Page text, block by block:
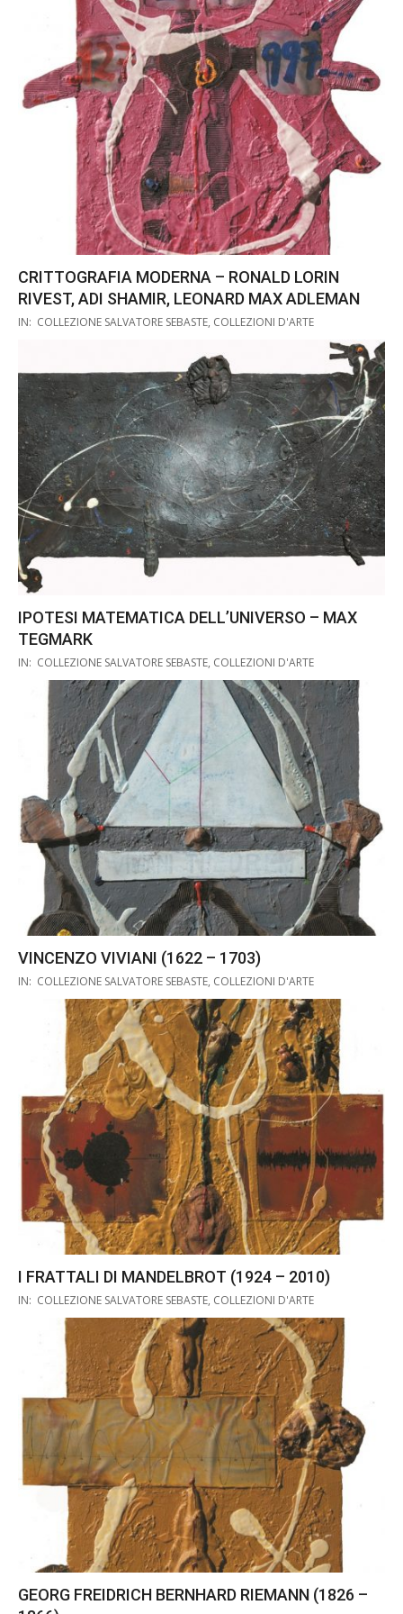
CRITTOGRAFIA MODERNA – RONALD LORIN
RIVEST, ADI SHAMIR, LEONARD MAX ADLEMAN
2019-
IN: COLLEZIONE SALVATORE SEBASTE, COLLEZIONI D'ARTE
IPOTESI MATEMATICA DELL’UNIVERSO – MAX
TEGMARK
2019-
IN: COLLEZIONE SALVATORE SEBASTE, COLLEZIONI D'ARTE
VINCENZO VIVIANI (1622 – 1703)
2019-
IN: COLLEZIONE SALVATORE SEBASTE, COLLEZIONI D'ARTE
I FRATTALI DI MANDELBROT (1924 – 2010)
2019-
IN: COLLEZIONE SALVATORE SEBASTE, COLLEZIONI D'ARTE
GEORG FREIDRICH BERNHARD RIEMANN (1826 –